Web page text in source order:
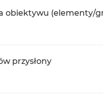
obiektywu (elementy/
przysłony